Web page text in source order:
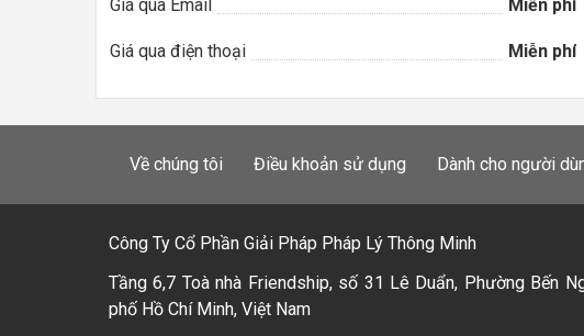
Giá qua Email Miễn phí
Giá qua điện thoại Miễn phí
Về chúng tôi Điều khoản sử dụng Dành cho người
Công Ty Cổ Phần Giải Pháp Pháp Lý Thông Minh
Tầng 6,7 Toà nhà Friendship, số 31 Lê Duẩn, Phường Bến
phố Hồ Chí Minh, Việt Nam